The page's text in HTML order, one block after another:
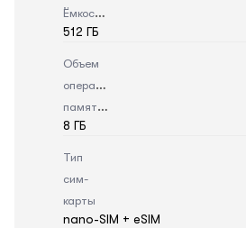
Ёмкость
512 ГБ
Объем
оперативной
памяти
8 ГБ
Тип
сим-
карты
nano-SIM + eSIM